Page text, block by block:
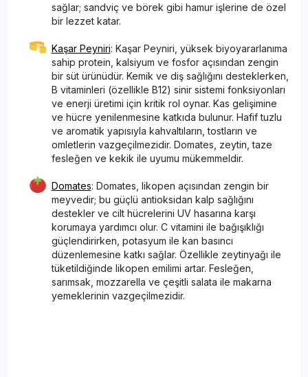
sağlar; sandviç ve börek gibi hamur işlerine de özel
bir lezzet katar.
Kaşar Peyniri: Kaşar Peyniri, yüksek biyoyararlanıma
sahip protein, kalsiyum ve fosfor açısından zengin
bir süt ürünüdür. Kemik ve diş sağlığını desteklerken,
B vitaminleri (özellikle B12) sinir sistemi fonksiyonları
ve enerji üretimi için kritik rol oynar. Kas gelişimine
ve hücre yenilenmesine katkıda bulunur. Hafif tuzlu
ve aromatik yapısıyla kahvaltıların, tostların ve
omletlerin vazgeçilmezidir. Domates, zeytin, taze
fesleğen ve kekik ile uyumu mükemmeldir.
Domates: Domates, likopen açısından zengin bir
meyvedir; bu güçlü antioksidan kalp sağlığını
destekler ve cilt hücrelerini UV hasarına karşı
korumaya yardımcı olur. C vitamini ile bağışıklığı
güçlendirirken, potasyum ile kan basıncı
düzenlemesine katkı sağlar. Özellikle zeytinyağı ile
tüketildiğinde likopen emilimi artar. Fesleğen,
sarımsak, mozzarella ve çeşitli salata ile makarna
yemeklerinin vazgeçilmezidir.